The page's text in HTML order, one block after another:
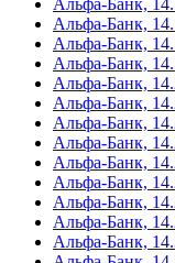
Альфа-Банк,
Альфа-Банк,
Альфа-Банк,
Альфа-Банк,
Альфа-Банк,
Альфа-Банк,
Альфа-Банк,
Альфа-Банк,
Альфа-Банк,
Альфа-Банк,
Альфа-Банк,
Альфа-Банк,
Альфа-Банк,